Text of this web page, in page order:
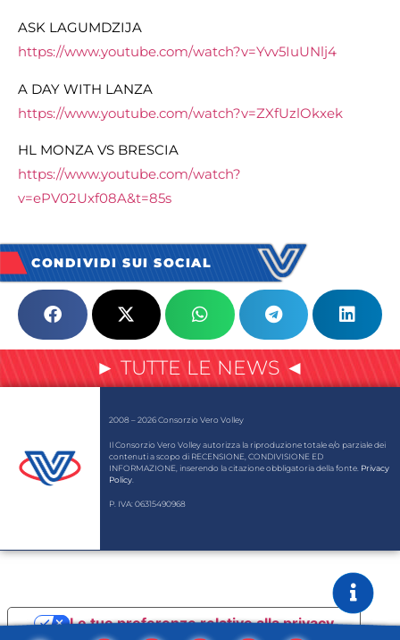
ASK LAGUMDZIJA
https://www.youtube.com/watch?v=Yvv5IuUNlj4
A DAY WITH LANZA
https://www.youtube.com/watch?v=ZXfUzlOkxek
HL MONZA VS BRESCIA
https://www.youtube.com/watch?
v=ePV02Uxf08A&t=85s
CONDIVIDI SUI SOCIAL
► TUTTE LE NEWS ◄
2008 – 2026 Consorzio Vero Volley
Il Consorzio Vero Volley autorizza la riproduzione totale e/o parziale dei
contenuti a scopo di RECENSIONE, CONDIVISIONE ED
INFORMAZIONE, inserendo la citazione obbligatoria della fonte. Privacy
Policy
P. IVA: 06315490968
Le tue preferenze relative alla privacy